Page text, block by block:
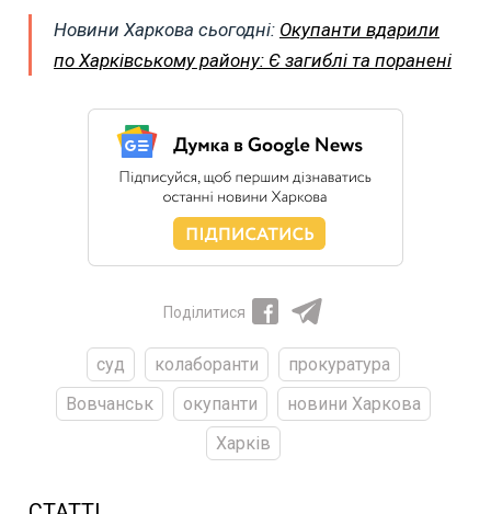
Новини Харкова сьогодні: Окупанти вдарили
по Харківському району: Є загиблі та поранені
Поділитися
суд колаборанти
прокуратура
Вовчанськ
окупанти
новини Харкова
Харків